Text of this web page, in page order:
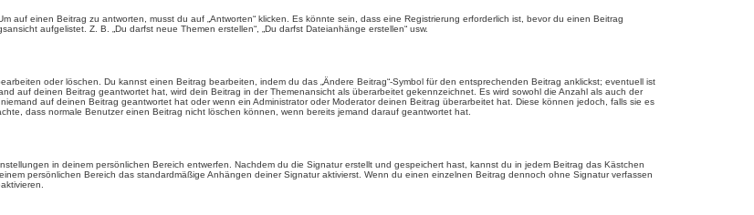
auf einen Beitrag zu antworten, musst du auf „Antworten“ klicken. Es könnte sein, dass eine Registrierung erforderlich ist, bevor du einen Beitrag
aufgelistet. Z. B. „Du darfst neue Themen erstellen“, „Du darfst Dateianhänge erstellen“ usw.
oder löschen. Du kannst einen Beitrag bearbeiten, indem du das „Ändere Beitrag“-Symbol für den entsprechenden Beitrag anklickst; eventuell ist
auf deinen Beitrag geantwortet hat, wird dein Beitrag in der Themenansicht als überarbeitet gekennzeichnet. Es wird sowohl die Anzahl als auch der
auf deinen Beitrag geantwortet hat oder wenn ein Administrator oder Moderator deinen Beitrag überarbeitet hat. Diese können jedoch, falls sie es
dass normale Benutzer einen Beitrag nicht löschen können, wenn bereits jemand darauf geantwortet hat.
in deinem persönlichen Bereich entwerfen. Nachdem du die Signatur erstellt und gespeichert hast, kannst du in jedem Beitrag das Kästchen
persönlichen Bereich das standardmäßige Anhängen deiner Signatur aktivierst. Wenn du einen einzelnen Beitrag dennoch ohne Signatur verfassen